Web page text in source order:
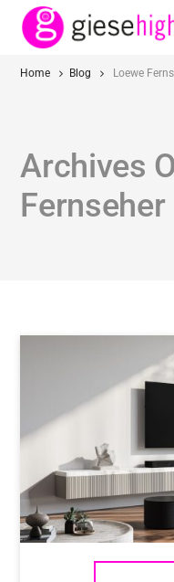
Home Blog Loewe
Archives
Fernseher